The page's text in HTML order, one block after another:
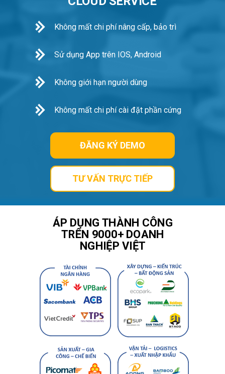
Không mất chi phí cài đặt phần cứng
Không mất chi phí nâng cấp, bảo trì
Sử dụng App trên IOS, Android
Không giới hạn người dùng
ÁP DỤNG THÀNH CÔNG
TRÊN 9000+ DOANH
NGHIỆP VIỆT
TƯ VẤN TRỰC TIẾP
ĐĂNG KÝ DEMO